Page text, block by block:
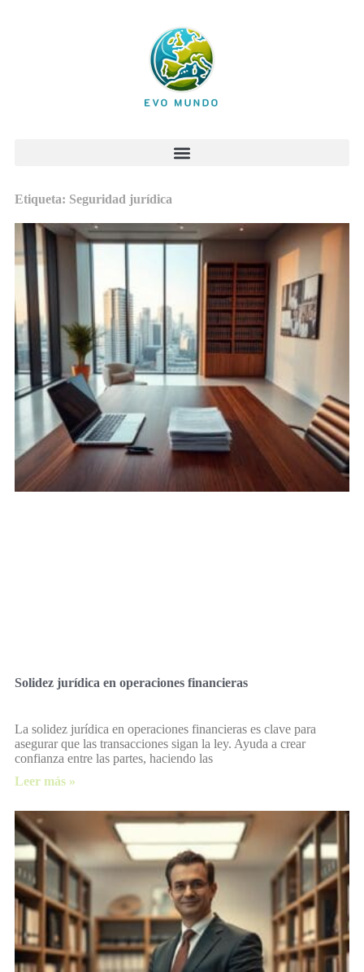
Etiqueta: Seguridad jurídica
Solidez jurídica en operaciones financieras
La solidez jurídica en operaciones financieras es clave para
asegurar que las transacciones sigan la ley. Ayuda a crear
confianza entre las partes, haciendo las
Leer más »